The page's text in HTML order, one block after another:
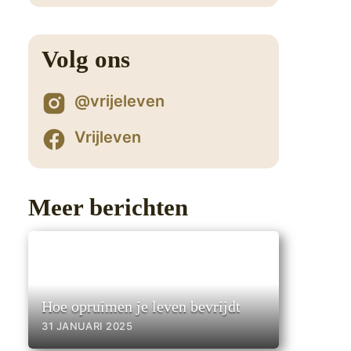
Volg ons
@vrijeleven
Vrijleven
Meer berichten
Hoe opruimen je leven bevrijdt
31 JANUARI 2025